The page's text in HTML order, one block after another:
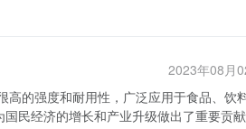
2023年08月
民经济的增长和产业升级做出了重要贡